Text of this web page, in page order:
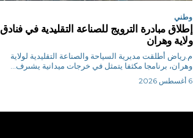
وطني
إطلاق مبادرة الترويج للصناعة التقليدية في فنادق
ولاية وهران
م.رياض أطلقت مديرية السياحة والصناعة التقليدية لولاية
وهران، برنامجا مكثفا يتمثل في خرجات ميدانية يشىرف...
6 أغسطس 2026